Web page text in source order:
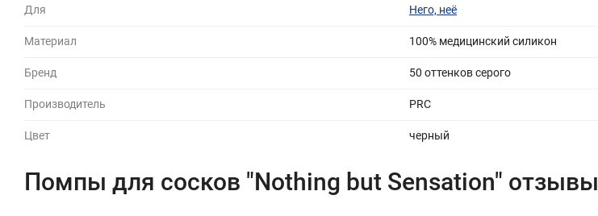
Для Него, неё
Материал 100% медицинский силикон
Бренд 50 оттенков серого
Производитель PRC
Цвет черный
Помпы для сосков "Nothing but Sensation" отзывы